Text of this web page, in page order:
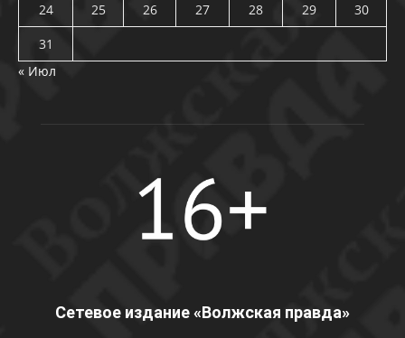
24
25 26 27 28 29
30
31
« Июл
Сетевое издание «Волжская правда»